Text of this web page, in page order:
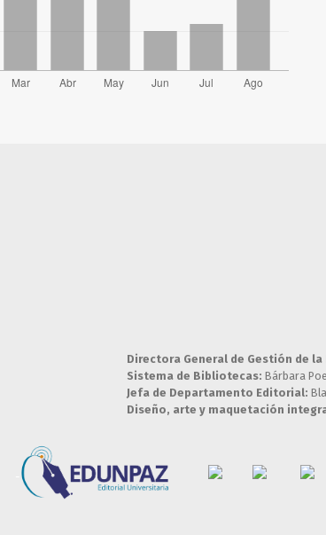
Directora General de Gestión de
Sistema de Bibliotecas: Bárbara
Jefa de Departamento Editorial:
Diseño, arte y maquetación